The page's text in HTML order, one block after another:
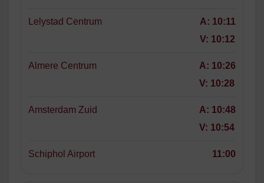
Lelystad Centrum A: 10:11
V: 10:12
Almere Centrum A: 10:26
V: 10:28
Amsterdam Zuid A: 10:48
V: 10:54
Schiphol Airport 11:00